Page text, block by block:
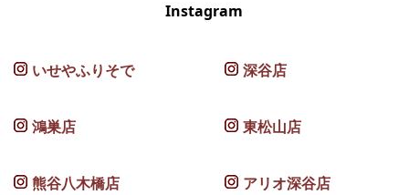
Instagram
いせやふりそで 深谷店
鴻巣店 東松山店
熊谷八木橋店 アリオ深谷店